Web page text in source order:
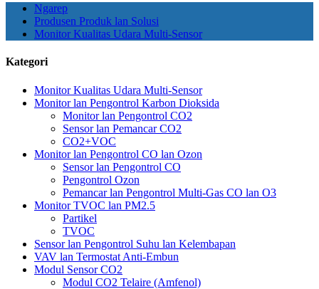
Ngarep
Produsen Produk lan Solusi
Monitor Kualitas Udara Multi-Sensor
Kategori
Monitor Kualitas Udara Multi-Sensor
Monitor lan Pengontrol Karbon Dioksida
Monitor lan Pengontrol CO2
Sensor lan Pemancar CO2
CO2+VOC
Monitor lan Pengontrol CO lan Ozon
Sensor lan Pengontrol CO
Pengontrol Ozon
Pemancar lan Pengontrol Multi-Gas CO lan O3
Monitor TVOC lan PM2.5
Partikel
TVOC
Sensor lan Pengontrol Suhu lan Kelembapan
VAV lan Termostat Anti-Embun
Modul Sensor CO2
Modul CO2 Telaire (Amfenol)